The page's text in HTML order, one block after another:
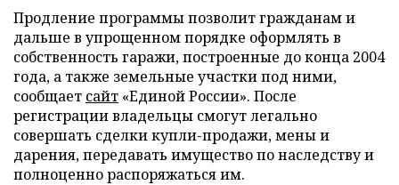
Продление программы позволит гражданам и
дальше в упрощенном порядке оформлять в
собственность гаражи, построенные до конца 2004
года, а также земельные участки под ними,
сообщает сайт «Единой России». После
регистрации владельцы смогут легально
совершать сделки купли-продажи, мены и
дарения, передавать имущество по наследству и
полноценно распоряжаться им.